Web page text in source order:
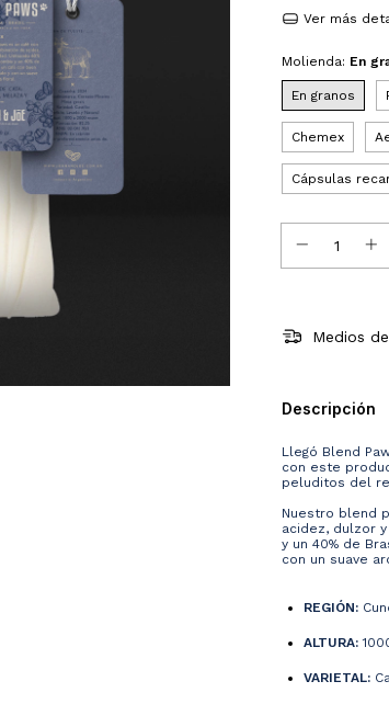
Ver más
Molienda: En
En granos
Chemex
Cápsulas
Medios
Descripción
Llegó Blend
con este
peluditos del
Nuestro blend
acidez, dulzor
y un 40% de
con un suave
REGIÓN:
ALTURA:
VARIETAL: